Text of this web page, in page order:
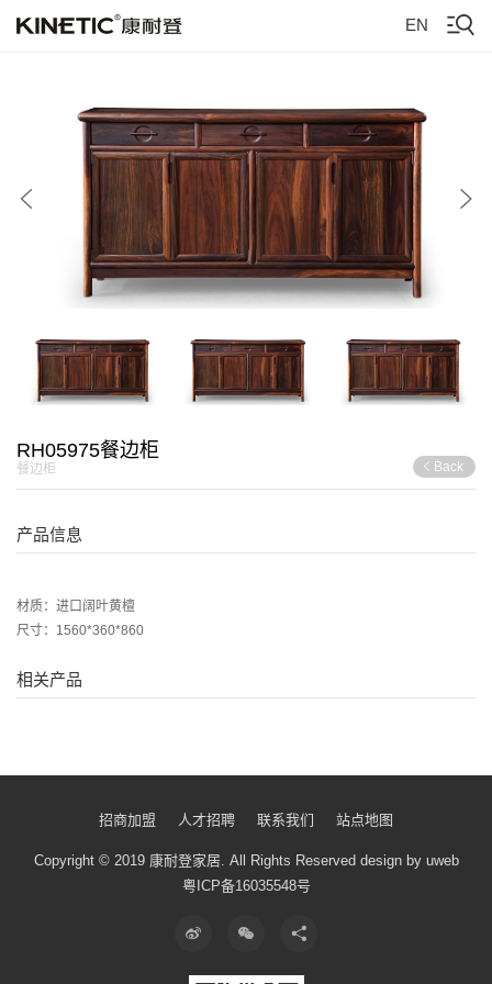
EN
RH05975餐边柜
餐边柜 Back
产品信息
材质：进口阔叶黄檀
尺寸：1560*360*860
相关产品
招商加盟 人才招聘 联系我们 站点地图
Copyright © 2019 康耐登家居. All Rights Reserved design by uweb
粤ICP备16035548号